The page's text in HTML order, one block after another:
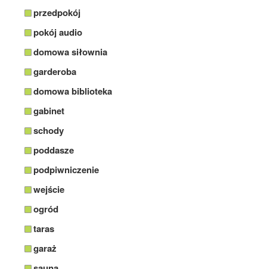
przedpokój
pokój audio
domowa siłownia
garderoba
domowa biblioteka
gabinet
schody
poddasze
podpiwniczenie
wejście
ogród
taras
garaż